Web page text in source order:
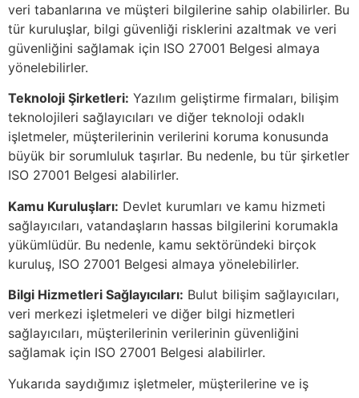
veri tabanlarına ve müşteri bilgilerine sahip olabilirler. Bu
tür kuruluşlar, bilgi güvenliği risklerini azaltmak ve veri
güvenliğini sağlamak için ISO 27001 Belgesi almaya
yönelebilirler.
Teknoloji Şirketleri: Yazılım geliştirme firmaları, bilişim
teknolojileri sağlayıcıları ve diğer teknoloji odaklı
işletmeler, müşterilerinin verilerini koruma konusunda
büyük bir sorumluluk taşırlar. Bu nedenle, bu tür şirketler
ISO 27001 Belgesi alabilirler.
Kamu Kuruluşları: Devlet kurumları ve kamu hizmeti
sağlayıcıları, vatandaşların hassas bilgilerini korumakla
yükümlüdür. Bu nedenle, kamu sektöründeki birçok
kuruluş, ISO 27001 Belgesi almaya yönelebilirler.
Bilgi Hizmetleri Sağlayıcıları: Bulut bilişim sağlayıcıları,
veri merkezi işletmeleri ve diğer bilgi hizmetleri
sağlayıcıları, müşterilerinin verilerinin güvenliğini
sağlamak için ISO 27001 Belgesi alabilirler.
Yukarıda saydığımız işletmeler, müşterilerine ve iş